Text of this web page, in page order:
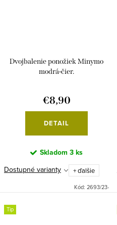
Dvojbalenie ponožiek Minymo
modrá-čier.
€8,90
DETAIL
Skladom 3 ks
Dostupné varianty
+ ďalšie
Kód: 2693/23-
Tip